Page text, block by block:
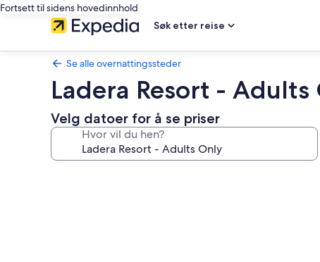
Fortsett til sidens hovedinnhold
Søk etter reise
Se alle overnattingssteder
Ladera Resort - Adults
Velg datoer for å se priser
Hvor vil du hen?